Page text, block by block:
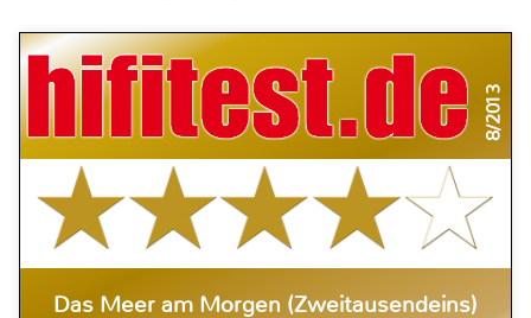
8/2013
Das Meer am Morgen (Zweitausendeins)